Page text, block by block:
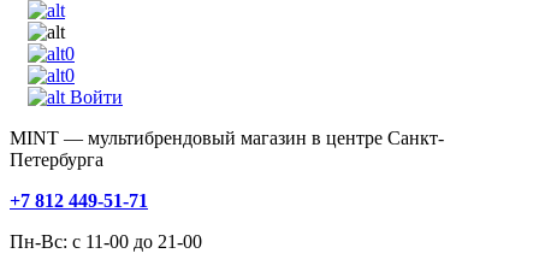
0
0
Войти
MINT — мультибрендовый магазин в центре Санкт-
Петербурга
+7 812 449-51-71
Пн-Вс: с 11-00 до 21-00